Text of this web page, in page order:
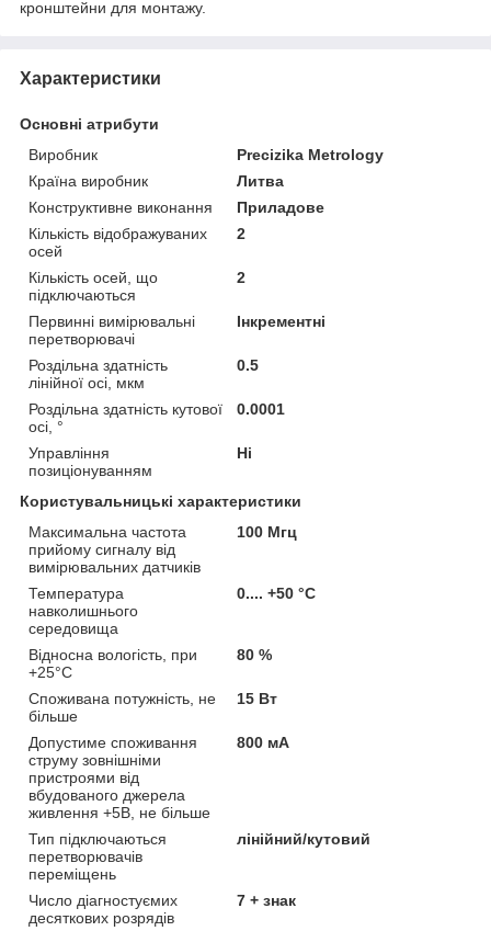
кронштейни для монтажу.
Характеристики
Основні атрибути
Виробник
Precizika Metrology
Країна виробник
Литва
Конструктивне виконання
Приладове
Кількість відображуваних
осей
2
Кількість осей, що
підключаються
2
Первинні вимірювальні
перетворювачі
Інкрементні
Роздільна здатність
лінійної осі, мкм
0.5
Роздільна здатність кутової
осі, °
0.0001
Управління
позиціонуванням
Ні
Користувальницькі характеристики
Максимальна частота
прийому сигналу від
вимірювальних датчиків
100 Мгц
Температура
навколишнього
середовища
0.... +50 °C
Відносна вологість, при
+25°C
80 %
Споживана потужність, не
більше
15 Вт
Допустиме споживання
струму зовнішніми
пристроями від
вбудованого джерела
живлення +5В, не більше
800 мА
Тип підключаються
перетворювачів
переміщень
лінійний/кутовий
Число діагностуємих
десяткових розрядів
7 + знак